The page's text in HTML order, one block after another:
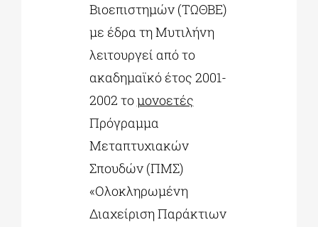
Βιοεπιστημών (ΤΩΘΒΕ)
με έδρα τη Μυτιλήνη
λειτουργεί από το
ακαδημαϊκό έτος 2001-
2002 τομονοετές
Πρόγραμμα
Μεταπτυχιακών
Σπουδών (ΠΜΣ)
«Ολοκληρωμένη
Διαχείριση Παράκτιων